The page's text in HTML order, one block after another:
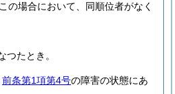
この場合において、同順位者がなく
つたとき。
前条第1項第4号の障害の状態にあ